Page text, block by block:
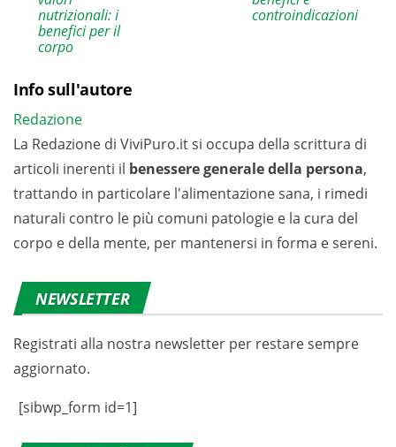
nutrizionali: i
benefici per il
corpo
controindicazioni
Info sull'autore
Redazione
La Redazione di ViviPuro.it si occupa della scrittura di
articoli inerenti il benessere generale della persona,
trattando in particolare l'alimentazione sana, i rimedi
naturali contro le più comuni patologie e la cura del
corpo e della mente, per mantenersi in forma e sereni.
NEWSLETTER
Registrati alla nostra newsletter per restare sempre
aggiornato.
[sibwp_form id=1]